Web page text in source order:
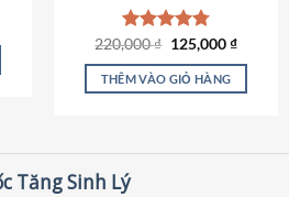
sản
phẩm
Được xếp
hạng4.79
5 sao
220,000₫ Giá
là:
220,000 ₫.
125,000₫Giá
tại
THÊM VÀO GIỎ HÀNG
Tăng Sinh Lý